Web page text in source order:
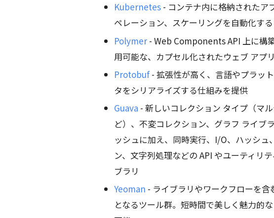
Kubernetes - コンテナ内に格納されたア
ペレーション、スケーリングを自動化す
Polymer - Web Components API 上に構
用可能な、カプセル化されたウェブ アプ
Protobuf- 拡張性が高く、言語やプラッ
タをシリアライズする仕組みを提供
Guava - 新しいコレクション タイプ（マ
ど）、不変コレクション、グラフ ライブ
ッシュに加え、同時実行、I/O、ハッシュ
ン、文字列処理などの API やユーティリ
ブラリ
Yeoman - ライブラリやワークフローを
となるツール群。短時間で美しく魅力的